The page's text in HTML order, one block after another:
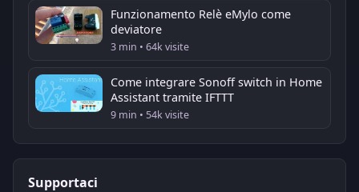
Funzionamento Relè eMylo come
deviatore
3 min • 64k visite
Come integrare Sonoff switch in Home
Assistant tramite IFTTT
9 min • 54k visite
Supportaci